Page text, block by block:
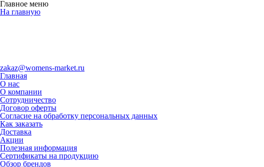
Главное меню
На главную
zakaz@womens-market.ru
Главная
О нас
О компании
Сотрудничество
Договор оферты
Согласие на обработку персональных данных
Как заказать
Доставка
Акции
Полезная информация
Сертификаты на продукцию
Обзор брендов